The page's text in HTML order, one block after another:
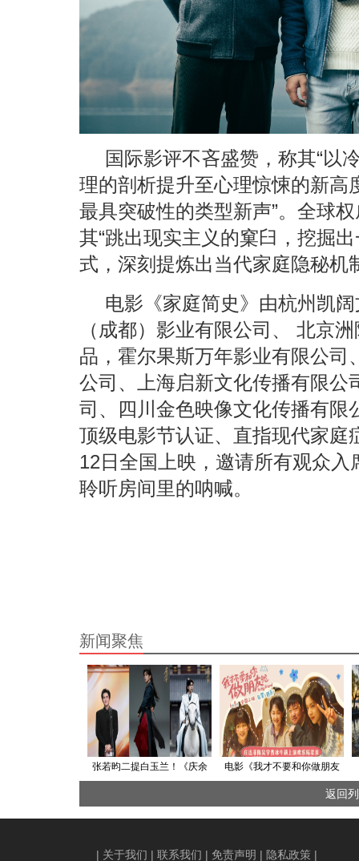
国际影评不吝盛赞，称其“以
理的剖析提升至心理惊悚的新高
最具突破性的类型新声”。全球
其“跳出现实主义的窠臼，挖掘
式，深刻提炼出当代家庭隐秘机
电影《家庭简史》由杭州凯
（成都）影业有限公司、 北京
品，霍尔果斯万年影业有限公司
公司、上海启新文化传播有限公
司、四川金色映像文化传播有限
顶级电影节认证、直指现代家庭
12日全国上映，邀请所有观众
聆听房间里的呐喊。
新闻聚焦
张若昀二提白玉兰！《庆余
一座视帝奖杯！
电影《我才不要和你做朋友
呢》曝“笑差辈儿了”版预告
庄达菲陈昊宇贾冰牛莉让你
返回
| 关于我们 | 联系我们 | 免责声明 | 隐私政策 |